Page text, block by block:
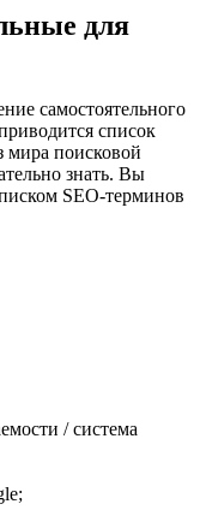
для
самостоятельного
список
мира поисковой
знать. Вы
SEO-терминов
/ система